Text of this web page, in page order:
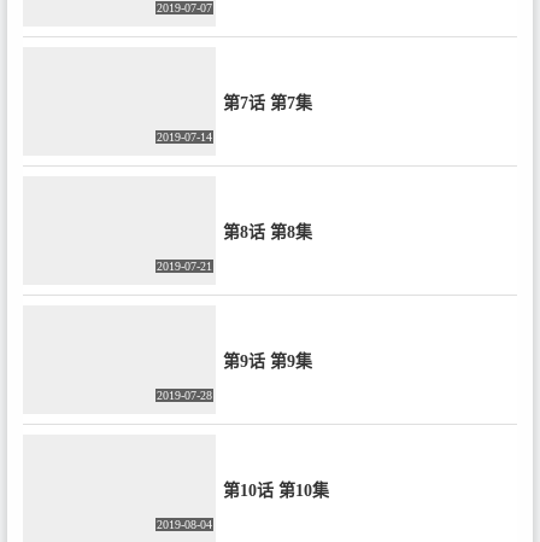
2019-07-07
2019-07-14
第7话 第7集
2019-07-21
第8话 第8集
2019-07-28
第9话 第9集
2019-08-04
第10话 第10集